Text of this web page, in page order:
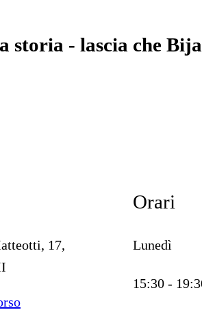
storia - lascia che
17,
Orari
Lunedì
15:30 -